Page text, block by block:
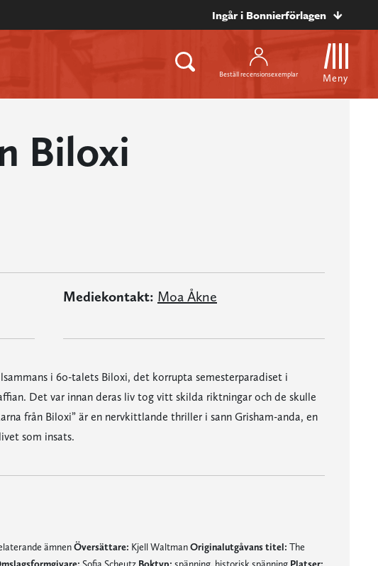
Ingår i Bonnierförlagen
Beställ recensionsexemplar Meny
Biloxi
Mediekontakt: Moa Åkne
i 60-talets Biloxi, det korrupta semesterparadiset i
Det var innan deras liv tog vitt skilda riktningar och de skulle
från Biloxi” är en nervkittlande thriller i sann Grisham-anda, en
som insats.
ämnenÖversättare: Kjell WaltmanOriginalutgåvans titel: The